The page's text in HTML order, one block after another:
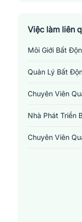
Việc làm liên
Môi Giới Bất
Quản Lý Bất
Chuyên Viên
Nhà Phát Triển
Chuyên Viên